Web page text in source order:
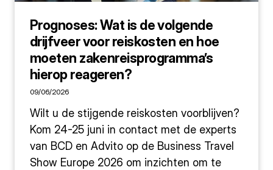
Prognoses: Wat is de volgende
drijfveer voor reiskosten en hoe
moeten zakenreisprogramma’s
hierop reageren?
09/06/2026
Wilt u de stijgende reiskosten voorblijven?
Kom 24-25 juni in contact met de experts
van BCD en Advito op de Business Travel
Show Europe 2026 om inzichten om te